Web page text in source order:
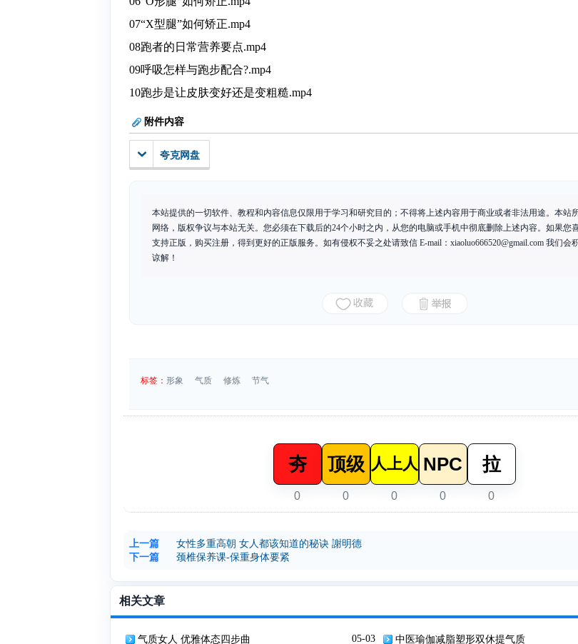
07“X型腿”如何矫正.mp4
08跑者的日常营养要点.mp4
09呼吸怎样与跑步配合?.mp4
10跑步是让皮肤变好还是变粗糙.mp4
附件内容
夸克网盘
本站提供的一切软件、教程和内容信息仅限用于学习和研究目的；不得将上述内容用于商业或者非法用途。本站
网络，版权争议与本站无关。您必须在下载后的24个小时之内，从您的电脑或手机中彻底删除上述内容。如果您
支持正版，购买注册，得到更好的正版服务。如有侵权不妥之处请致信 E-mail： xiaoluo666520@gmail.com 我们会
谅解！
标签： 形象 气质 修炼 节气
夯
0
顶级
0
人上人
0
NPC
0
拉
0
上一篇
女性多重高朝 女人都该知道的秘诀 謝明德
下一篇
颈椎保养课-保重身体要紧
相关文章
05-03
气质女人 优雅体态四步曲 中医瑜伽减脂塑形双休提气质